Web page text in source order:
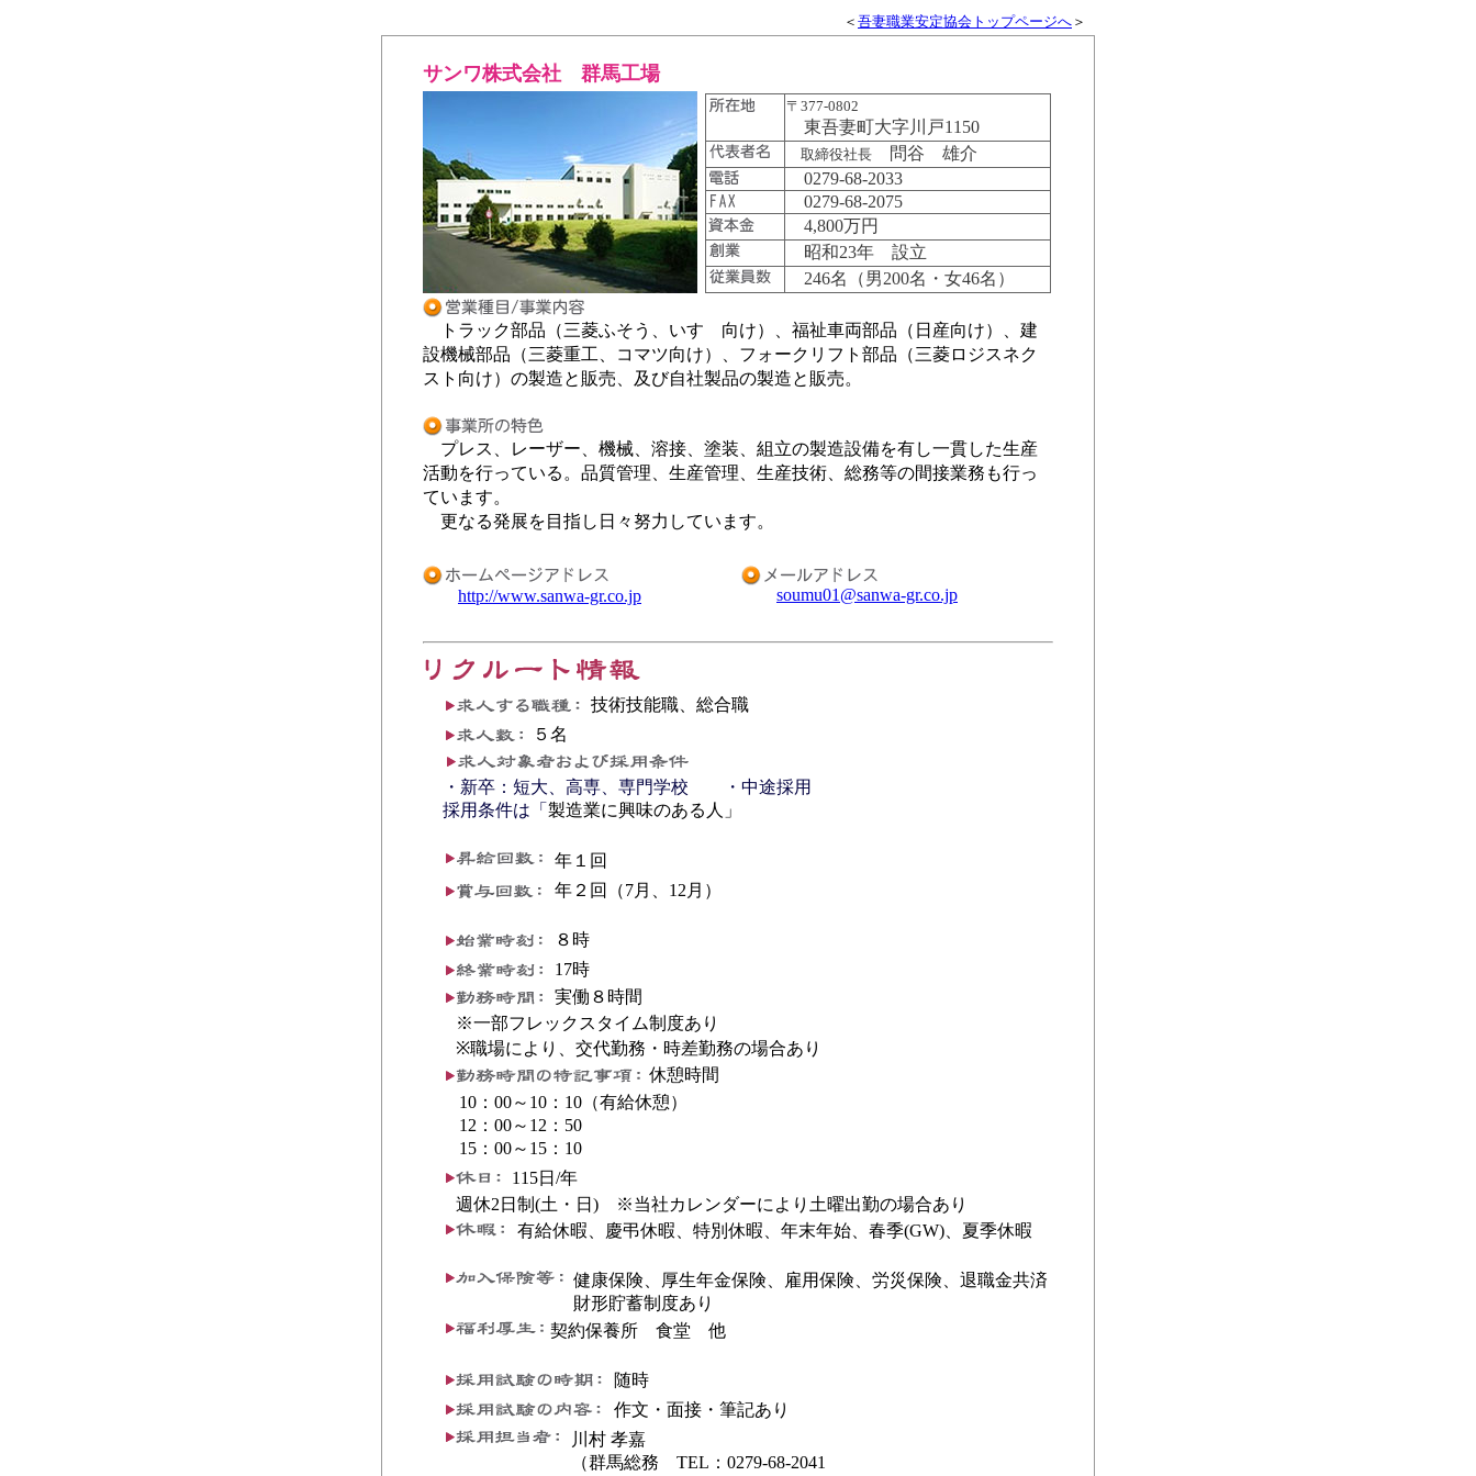
＜ 吾妻職業安定協会トップページへ ＞
サンワ株式会社 群馬工場
〒377-0802
東吾妻町大字川戸1150
取締役社長 問谷 雄介
0279-68-2033
0279-68-2075
4,800万円
昭和23年 設立
246名（男200名・女46名）
トラック部品（三菱ふそう、いすゞ向け）、福祉車両部品（日産向け）、建
設機械部品（三菱重工、コマツ向け）、フォークリフト部品（三菱ロジスネク
スト向け）の製造と販売、及び自社製品の製造と販売。
プレス、レーザー、機械、溶接、塗装、組立の製造設備を有し一貫した生産
活動を行っている。品質管理、生産管理、生産技術、総務等の間接業務も行っ
ています。
更なる発展を目指し日々努力しています。
http://www.sanwa-gr.co.jp soumu01@sanwa-gr.co.jp
技術技能職、総合職
５名
・新卒：短大、高専、専門学校 ・中途採用
採用条件は「 製造業に興味のある人」
年１回
年２回（7月、12月）
８時
17時
実働８時間
※一部フレックスタイム制度あり
※職場により、交代勤務・時差勤務の場合あり
休憩時間
10：00～10：10（有給休憩）
12：00～12：50
15：00～15：10
115日/年
週休2日制(土・日) ※当社カレンダーにより土曜出勤の場合あり
有給休暇、慶弔休暇、特別休暇、年末年始、春季(GW)、夏季休暇
健康保険、厚生年金保険、雇用保険、労災保険、退職金共済
財形貯蓄制度あり
契約保養所 食堂 他
随時
作文・面接・筆記あり
川村 孝嘉
（群馬総務 TEL：0279-68-2041